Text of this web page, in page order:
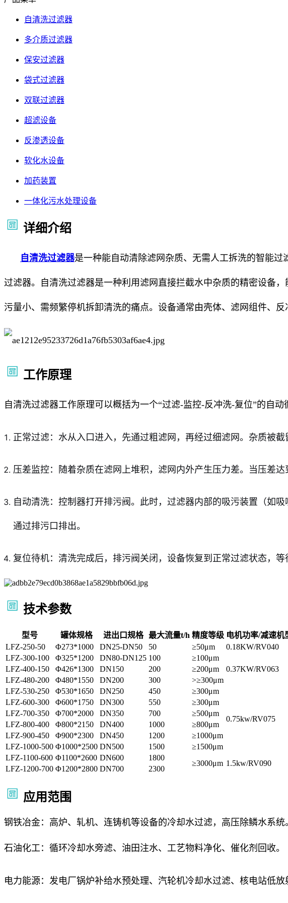
自清洗过滤器
多介质过滤器
保安过滤器
袋式过滤器
双联过滤器
超滤设备
反渗透设备
软化水设备
加药装置
一体化污水处理设备
详细介绍
自清洗过滤器是一种能自动清除滤网杂质、无需人工拆洗的智能
过滤器。自清洗过滤器是一种利用滤网直接拦截水中杂质的精密设备
污量小、需频繁停机拆卸清洗的痛点。设备通常由壳体、滤网组件、
工作原理
自清洗过滤器工作原理可以概括为一个“过滤-监控-反冲洗-复位”的自动
正常过滤：水从入口进入，先通过粗滤网，再经过细滤网。杂质被截
压差监控：随着杂质在滤网上堆积，滤网内外产生压力差。当压差
自动清洗：控制器打开排污阀。此时，过滤器内部的吸污装置（如
通过排污口排出。
复位待机：清洗完成后，排污阀关闭，设备恢复到正常过滤状态，等
技术参数
型号 罐体规格 进出口规格 最大流量t/h 精度等级 电机功率/减速机
LFZ-250-50
Φ273*1000 DN25-DN50 50 ≥50μm
0.18KW/RV040
LFZ-300-100
Φ325*1200 DN80-DN125 100
≥100μm
0.37KW/RV063
LFZ-400-150 Φ426*1300 DN150 200
≥200μm
LFZ-480-200
Φ480*1550 DN200 300
>≥300μm
LFZ-530-250
Φ530*1650 DN250 450 ≥300μm
0.75kw/RV075
LFZ-600-300 Φ600*1750 DN300 550
≥300μm
LFZ-700-350
Φ700*2000 DN350 700
≥500μm
LFZ-800-400
Φ800*2150 DN400 1000
≥800μm
LFZ-900-450
Φ900*2300 DN450 1200
≥1000μm
LFZ-1000-500 Φ1000*2500 DN500 1500
≥1500μm
LFZ-1100-600 Φ1100*2600 DN600 1800
≥3000μm 1.5kw/RV090
LFZ-1200-700 Φ1200*2800 DN700 2300
应用范围
钢铁冶金：高炉、轧机、连铸机等设备的冷却水过滤，高压除鳞水系统
石油化工：循环冷却水旁滤、油田注水、工艺物料净化、催化剂回收。
电力能源：发电厂锅炉补给水预处理、汽轮机冷却水过滤、核电站低放